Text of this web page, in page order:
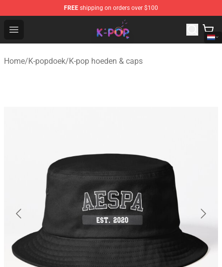
FREE shipping on orders over $100
Open menu
K-pop Store - Official K-pop Merchandise Shop
Home/K-popdoek/K-pop hoeden & caps